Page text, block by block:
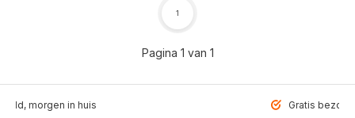
Pagina 1 van 1
1
morgen in huis Gratis